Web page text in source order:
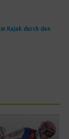
Kajak durch den